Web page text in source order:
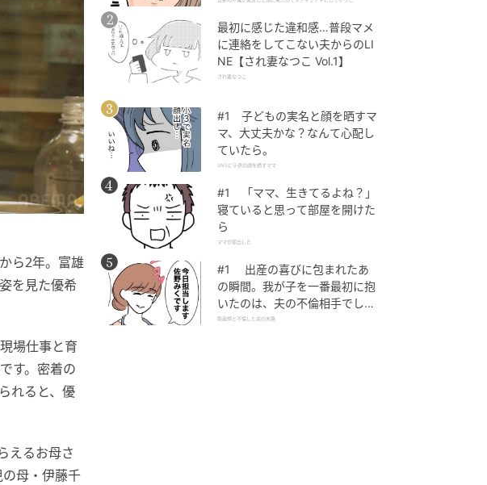
ら2年。富雄
を見た優希
場仕事と育
す。密着の
れると、優
えるお母さ
母・伊藤千
最初に感じた違和感…普段マメ
に連絡をしてこない夫からのLI
NE【され妻なつこ Vol.1】
され妻なつこ
#1 子どもの実名と顔を晒すマ
マ、大丈夫かな？なんて心配し
ていたら。
SNSに子供の顔を晒すママ
#1 「ママ、生きてるよね？」
寝ていると思って部屋を開けた
ら
ママが家出した
#1 出産の喜びに包まれたあ
の瞬間。我が子を一番最初に抱
いたのは、夫の不倫相手でし
た。
助産師と不倫した夫の末路